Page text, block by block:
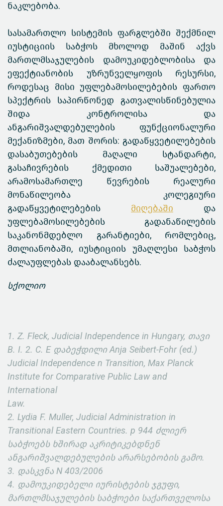
ნაკლებობა.
სასამართლო სისტემის ფარგლებში შექმნილ
იუსტიციის საბჭოს მხოლოდ მაშინ აქვს
მართლმსაჯულების დამოუკიდებლობისა და
ეფექტიანობის უზრუნველყოფის რესურსი,
როდესაც მისი უფლებამოსილებების ფართო
სპექტრის საპირწონედ გათვალისწინებულია
შიდა კონტროლისა და
ანგარიშვალდებულების ფუნქციონალური
მექანიზმები, მათ შორის: გადაწყვეტილებების
დასაბუთებების მაღალი სტანდარტი,
გასაჩივრების ქმედითი საშუალებები,
არამოსამართლე წევრების რეალური
მონაწილეობა კოლეგიური
გადაწყვეტილებების მიღებაში და
უფლებამოსილებების გადანაწილების
საკანონმდებლო გარანტიები, რომლებიც,
მთლიანობაში, იუსტიციის უმაღლესი საბჭოს
ძალაუფლებას დააბალანსებს.
სქოლიო
1. Z. Fleck, Judicial Independence in Hungary, თავი
B. I. 2. C. E დაბეჭდილი Anja Seibert-Fohr (ed.)
Judicial Independence n Transition, Max Planck
Institute for Comparative Public Law and
International
Law.
2. Lydia F. Muller, Judicial Administration in
Transitional Eastern Countries. p 944 ძლიერ
საბჭოებს ხშირად აკრიტიკებდნენ
ანგარიშვალდებულების არარსებობის გამო.
3. დასკვნა N 403/2006
4. დამოუკიდებელი იურისტების ჯგუფი,
მართლმსაჯულების საბჭოები საქართველოსა